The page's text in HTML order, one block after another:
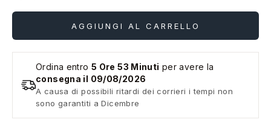
AGGIUNGI AL CARRELLO
Ordina entro 5 Ore 53 Minuti per avere la
consegna il 09/08/2026
A causa di possibili ritardi dei corrieri i tempi non
sono garantiti a Dicembre